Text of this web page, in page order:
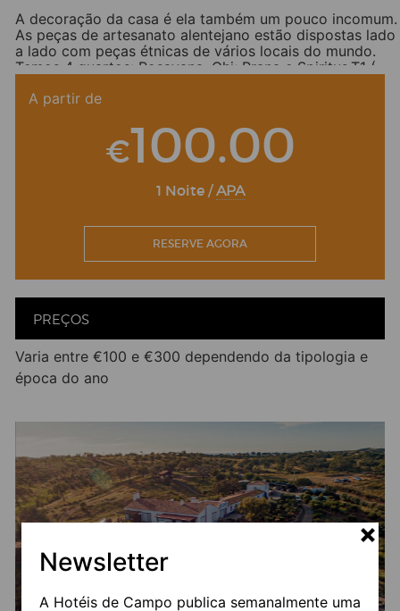
Newsletter
A Hotéis de Campo publica semanalmente uma
A decoração da casa é ela também um pouco incomum.
As peças de artesanato alentejano estão dispostas lado
a lado com peças étnicas de vários locais do mundo.
Temos 4 quartos: Rosayana, Chi; Prana e Spiritus.T1 (
Bungalow de madeira ), todos eles batizados de acordo
natureza pensamos em criar um espaço apropriado
onde podessem nadar em águas naturais. Criamos a
nossa prainha fluvial. Depois de um dia ao sol na
piscina, nada melhor que uma sessão de relaxamento no
nosso Aramu Spa. Banho Turco, Jacuzzi e porque não
coração do Alentejo.
Facebook
Twitter
EmailLinkedIn
WhatsApp
Share
A partir de
€100.00
1 Noite /APA
RESERVE AGORA
PREÇOS
Varia entre €100 e €300 dependendo da tipologia e
época do ano